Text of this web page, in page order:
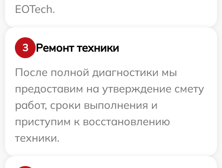
EOTech.
3
Ремонт техники
После полной диагностики мы
предоставим на утверждение смету
работ, сроки выполнения и
приступим к восстановлению
техники.